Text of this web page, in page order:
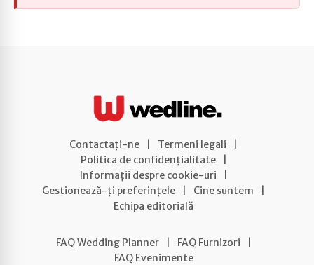
Contactați-ne Termeni legali
Politica de confidențialitate
Informații despre cookie-uri
Gestionează-ți preferințele
Cine suntem
Echipa editorială
FAQ Wedding Planner FAQ Furnizori
FAQ Evenimente